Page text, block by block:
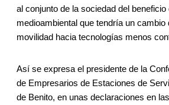
al conjunto de la sociedad del
medioambiental que tendría un cambio
movilidad hacia tecnologías menos
Así se expresa el presidente de la
de Empresarios de Estaciones de
de Benito, en unas declaraciones en